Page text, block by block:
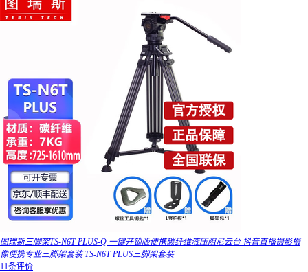
图瑞斯三脚架TS-N6T PLUS-Q 一键开锁版便携碳纤维液压阻尼云台 抖音直播摄影摄
像便携专业三脚架套装 TS-N6T PLUS三脚架套装
11条评价